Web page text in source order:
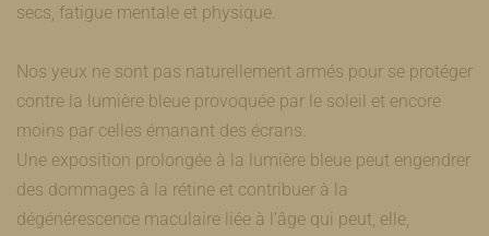
secs, fatigue mentale et physique.
Nos yeux ne sont pas naturellement armés pour se protéger
contre la lumière bleue provoquée par le soleil et encore
moins par celles émanant des écrans.
Une exposition prolongée à la lumière bleue peut engendrer
des dommages à la rétine et contribuer à la
dégénérescence maculaire liée à l’âge qui peut, elle,